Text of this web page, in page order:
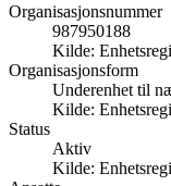
Organisasjonsnummer
987950188
Kilde:
Organisasjonsform
Underenhet til
Kilde:
Status
Aktiv
Kilde: